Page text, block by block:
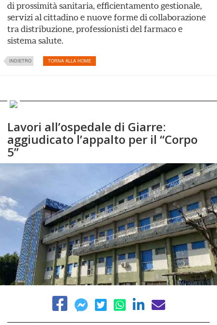
di prossimità sanitaria, efficientamento gestionale,
servizi al cittadino e nuove forme di collaborazione
tra distribuzione, professionisti del farmaco e
sistema salute.
INDIETRO TORNA ALLA HOME
Lavori all’ospedale di Giarre:
aggiudicato l’appalto per il “Corpo
5”